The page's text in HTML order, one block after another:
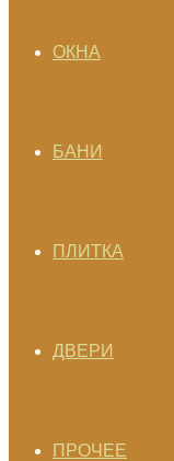
ОКНА
БАНИ
ПЛИТКА
ДВЕРИ
ПРОЧЕЕ